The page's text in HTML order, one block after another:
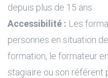
depuis plus de 15 ans.
Accessibilité : Les
personnes en situation
formation, le formateur
stagiaire ou son référent